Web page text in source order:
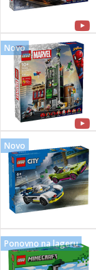
Sušilica
/ Zdravlje
za kosu
brijanje
tuš
Novo
Novo
Ponovno na lageru